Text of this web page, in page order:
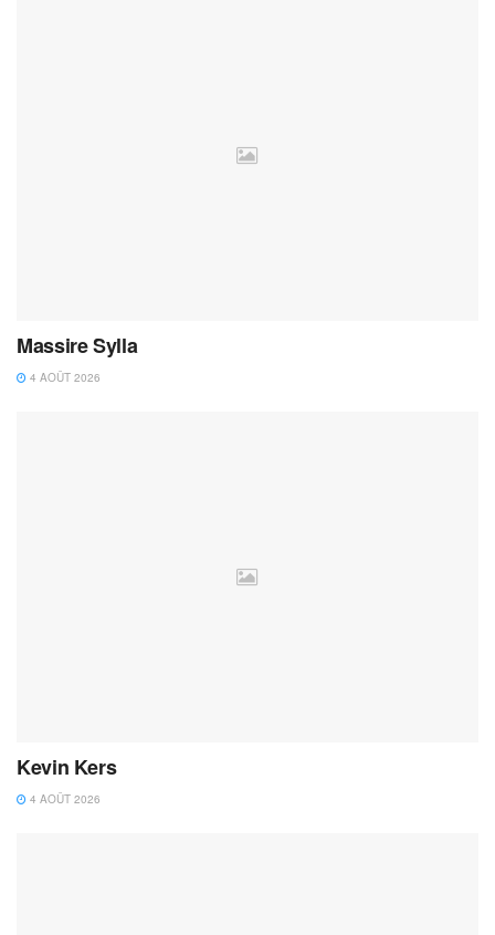
Massire Sylla
4 AOÛT 2026
Kevin Kers
4 AOÛT 2026